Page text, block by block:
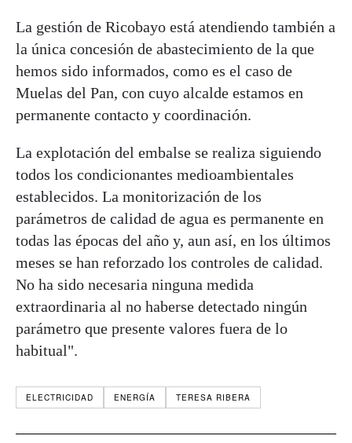
La gestión de Ricobayo está atendiendo también a
la única concesión de abastecimiento de la que
hemos sido informados, como es el caso de
Muelas del Pan, con cuyo alcalde estamos en
permanente contacto y coordinación.
La explotación del embalse se realiza siguiendo
todos los condicionantes medioambientales
establecidos. La monitorización de los
parámetros de calidad de agua es permanente en
todas las épocas del año y, aun así, en los últimos
meses se han reforzado los controles de calidad.
No ha sido necesaria ninguna medida
extraordinaria al no haberse detectado ningún
parámetro que presente valores fuera de lo
habitual".
ELECTRICIDAD ENERGÍA TERESA RIBERA